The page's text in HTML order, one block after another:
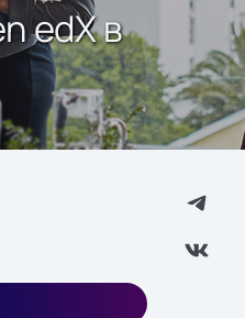
edX в